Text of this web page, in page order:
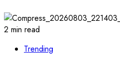
2 min read
Trending